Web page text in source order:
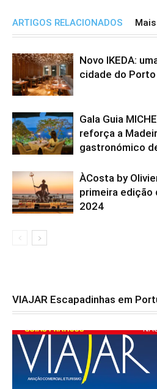
ARTIGOS RELACIONADOS
Novo IKEDA:
cidade do Porto
Gala Guia
reforça a
gastronómico
ÀCosta by
primeira edição
2024
VIAJAR Escapadinhas em